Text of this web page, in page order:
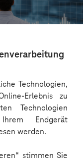
Technologien,
Erlebnis zu
Technologien
Endgerät
werden.
stimmen Sie